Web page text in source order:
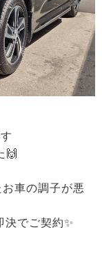
🙌
車の調子が悪
でご契約✨